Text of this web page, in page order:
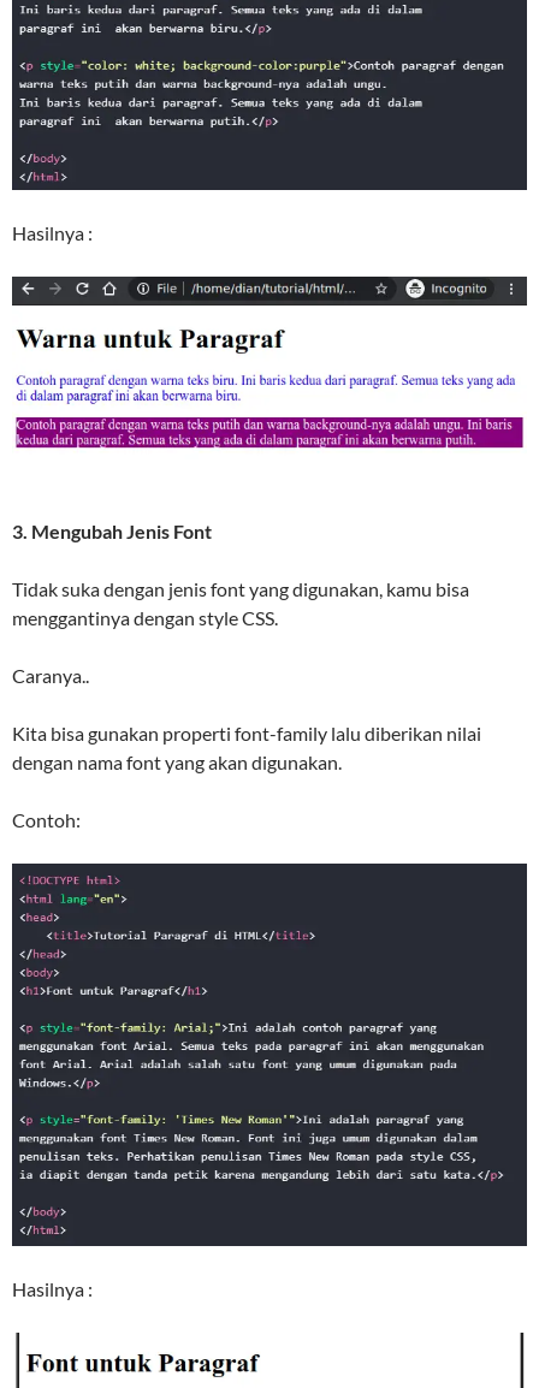
Hasilnya :
3. Mengubah Jenis Font
Tidak suka dengan jenis font yang digunakan, kamu bisa
menggantinya dengan style CSS.
Caranya..
Kita bisa gunakan properti font-family lalu diberikan nilai
dengan nama font yang akan digunakan.
Contoh:
Hasilnya :